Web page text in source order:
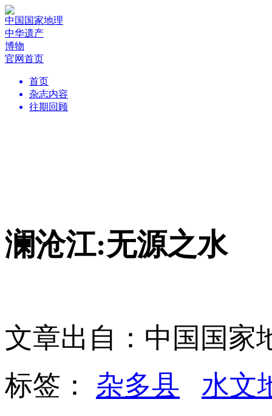
中国国家地理
中华遗产
博物
官网首页
首页
杂志内容
往期回顾
澜沧江:无源之水
文章出自：中国国家
标签： 杂多县
水文